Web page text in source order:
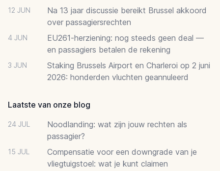
12 JUN
Na 13 jaar discussie bereikt Brussel akkoord
over passagiersrechten
4 JUN
EU261-herziening: nog steeds geen deal —
en passagiers betalen de rekening
3 JUN
Staking Brussels Airport en Charleroi op 2 juni
2026: honderden vluchten geannuleerd
Laatste van onze blog
24 JUL
Noodlanding: wat zijn jouw rechten als
passagier?
15 JUL
Compensatie voor een downgrade van je
vliegtuigstoel: wat je kunt claimen